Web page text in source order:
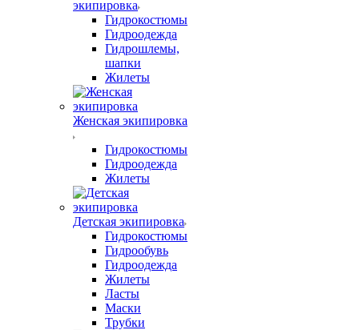
экипировка
Гидрокостюмы
Гидроодежда
Гидрошлемы,
шапки
Жилеты
Женская экипировка
Гидрокостюмы
Гидроодежда
Жилеты
Детская экипировка
Гидрокостюмы
Гидрообувь
Гидроодежда
Жилеты
Ласты
Маски
Трубки